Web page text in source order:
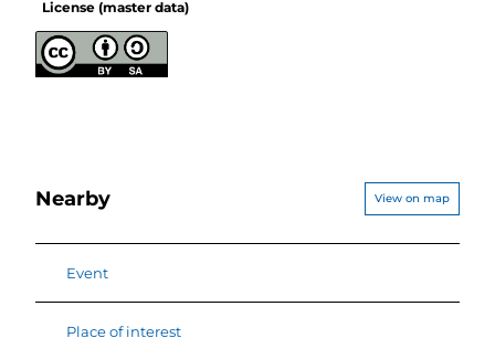
License (master data)
Nearby View on map
Event
Place of interest